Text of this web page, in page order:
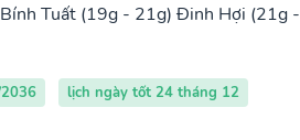
Bính Tuất (19g - 21g) Đinh Hợi (21g -
lịch ngày tốt 24 tháng 12